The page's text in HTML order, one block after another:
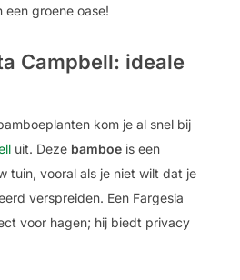
groene oase!
Campbell: ideale
kom je al snel bij
uit. Deze bamboe is een
tuin, vooral als je niet wilt dat je
verspreiden. Een Fargesia
voor hagen; hij biedt privacy